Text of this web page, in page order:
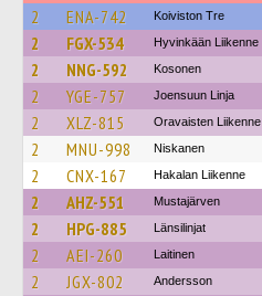
2 ENA-742 Koiviston Tre
2 FGX-534 Hyvinkään Liikenne
2 NNG-592 Kosonen
2 YGE-757 Joensuun Linja
2 XLZ-815 Oravaisten Liikenne
2 MNU-998 Niskanen
2 CNX-167 Hakalan Liikenne
2 AHZ-551 Mustajärven
2 HPG-885 Länsilinjat
2 AEI-260 Laitinen
2 JGX-802 Andersson